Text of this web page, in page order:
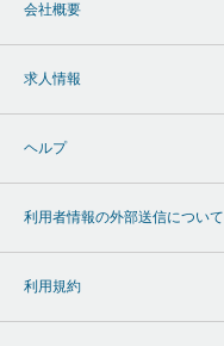
会社概要
求人情報
ヘルプ
利用者情報の外部送信について
利用規約